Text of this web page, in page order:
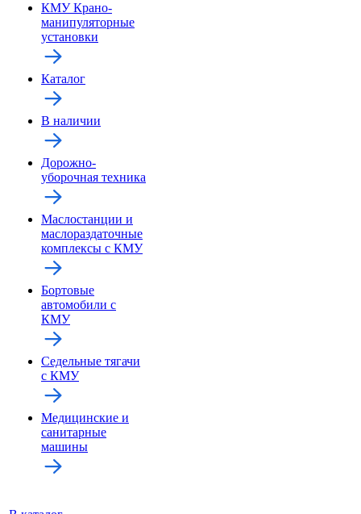
КМУ Крано-
манипуляторные
установки
Каталог
В наличии
Дорожно-
уборочная техника
Маслостанции и
маслораздаточные
комплексы с КМУ
Бортовые
автомобили с
КМУ
Седельные тягачи
с КМУ
Медицинские и
санитарные
машины